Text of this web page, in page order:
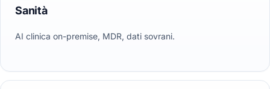
Sanità
AI clinica on-premise, MDR, dati sovrani.